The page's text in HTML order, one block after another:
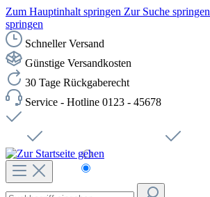
Zum Hauptinhalt springen Zur Suche springen
springen
Schneller Versand
Günstige Versandkosten
30 Tage Rückgaberecht
Service - Hotline 0123 - 45678
Čeština